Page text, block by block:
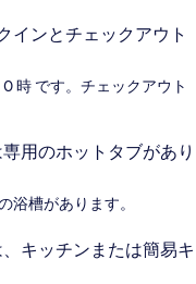
インとチェックアウト
時 です。チェックアウト
用のホットタブがあり
浴槽があります。
キッチンまたは簡易キ